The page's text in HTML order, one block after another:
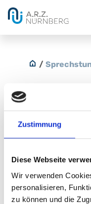
Zustimmung
Diese Webseite
Wir verwenden
personalisieren,
zu können und die
/
Allgemeine
E-Mail:
Telefon: +49 (0)
Fax:+49 (0) 911 398-